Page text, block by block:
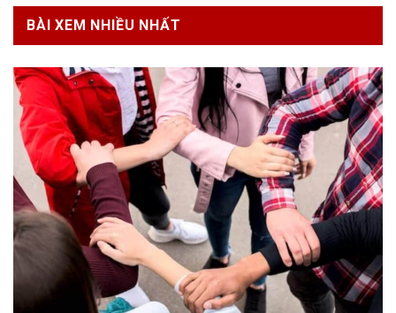
BÀI XEM NHIỀU NHẤT